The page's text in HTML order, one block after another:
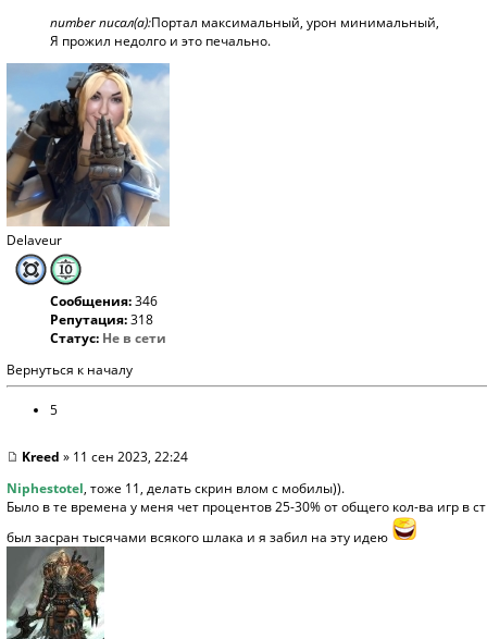
number писал(а):Портал максимальный, урон минимальный,
Я прожил недолго и это печально.
Delaveur
Сообщения:346
Репутация:318
Статус: Не в сети
Вернуться к началу
5
Kreed » 11 сен 2023, 22:24
Niphestotel, тоже 11, делать скрин влом с мобилы)).
Было в те времена у меня чет процентов 25-30% от общего кол-ва игр в
был засран тысячами всякого шлака и я забил на эту идею